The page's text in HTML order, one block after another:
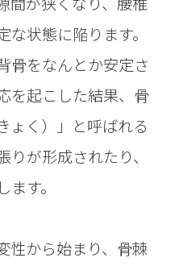
状態に陥ります。
骨をなんとか安定さ
を起こした結果、骨
ょく）」と呼ばれる
りが形成されたり、
す。
性から始まり、骨棘